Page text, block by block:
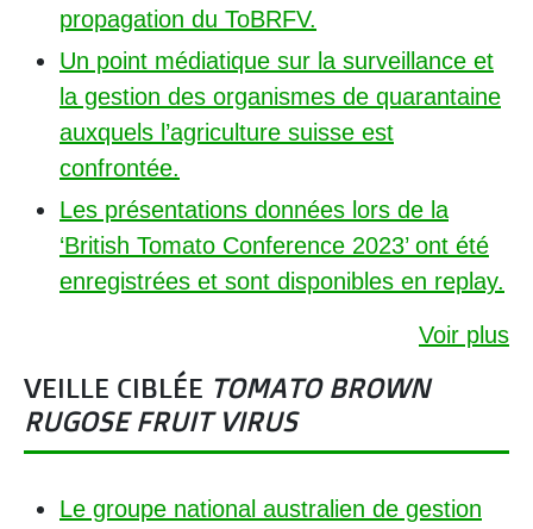
propagation du ToBRFV.
Un point médiatique sur la surveillance et
la gestion des organismes de quarantaine
auxquels l’agriculture suisse est
confrontée.
Les présentations données lors de la
‘British Tomato Conference 2023’ ont été
enregistrées et sont disponibles en replay.
Voir plus
VEILLE CIBLÉE TOMATO BROWN
RUGOSE FRUIT VIRUS
Le groupe national australien de gestion